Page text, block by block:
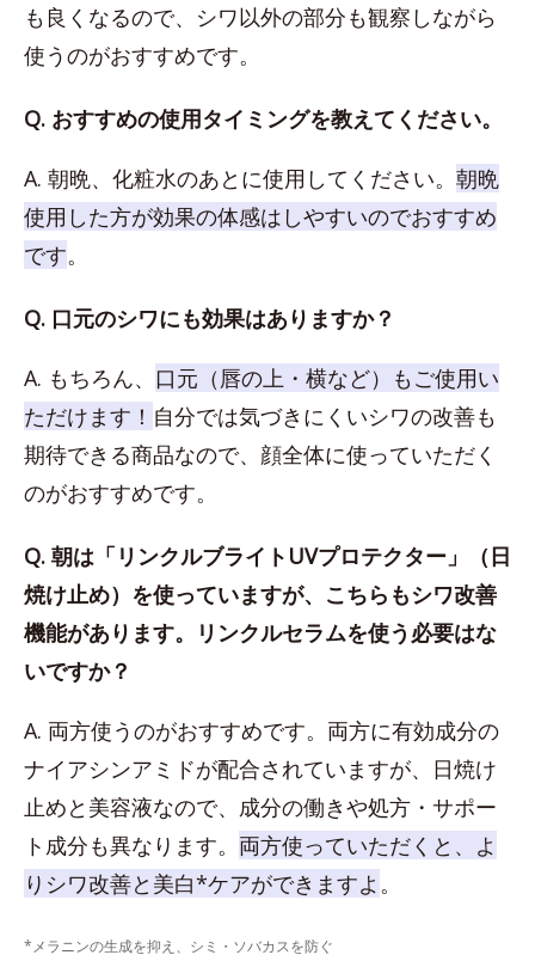
も良くなるので、シワ以外の部分も観察しながら
使うのがおすすめです。
Q. おすすめの使用タイミングを教えてください。
A. 朝晩、化粧水のあとに使用してください。 朝晩
使用した方が効果の体感はしやすいのでおすすめ
です。
Q. 口元のシワにも効果はありますか？
A. もちろん、 口元（唇の上・横など）もご使用い
ただけます！ 自分では気づきにくいシワの改善も
期待できる商品なので、顔全体に使っていただく
のがおすすめです。
Q. 朝は「リンクルブライトUVプロテクター」（日
焼け止め）を使っていますが、こちらもシワ改善
機能があります。リンクルセラムを使う必要はな
いですか？
A. 両方使うのがおすすめです。両方に有効成分の
ナイアシンアミドが配合されていますが、日焼け
止めと美容液なので、成分の働きや処方・サポー
ト成分も異なります。 両方使っていただくと、よ
りシワ改善と美白*ケアができますよ 。
*メラニンの生成を抑え、シミ・ソバカスを防ぐ